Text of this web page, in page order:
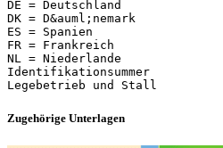
DE = Deutschland
DK = D&auml;nemark
ES = Spanien
FR = Frankreich
NL = Niederlande
Identifikationsummer
Zugehörige Unterlagen